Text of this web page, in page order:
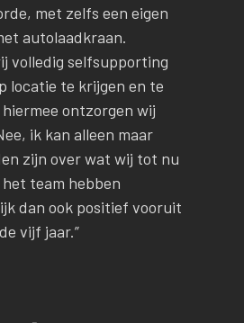
met zelfs een eigen
autolaadkraan.
volledig selfsupporting
locatie te krijgen en te
ontzorgen wij
ik kan alleen maar
zijn over wat wij tot nu
team hebben
dan ook positief vooruit
vijf jaar.”